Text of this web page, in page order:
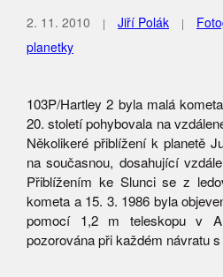
2. 11. 2010 Jiří Polák
planetky
103P/Hartley 2 byla malá
20. století pohybovala na
Několikeré přiblížení k planetě
na současnou, dosahující
Přiblížením ke Slunci se z
kometa a 15. 3. 1986 byla
pomocí 1,2 m teleskopu v
pozorována při každém návratu